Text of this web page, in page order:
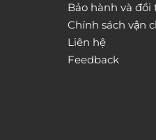
Bảo hành và đổi
Chính sách vận
Liên hệ
Feedback